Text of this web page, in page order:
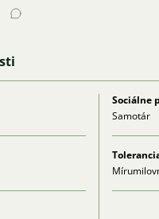
Sociálne
Samotár